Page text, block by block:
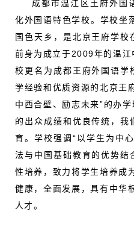
成都市温江区王府外国
化外国语特色学校。学校坐
国色天乡，是北京王府学
前身为成立于2009年的温
校更名为成都王府外国语学
学经验和优质资源的北京王
中西合壁、励志未来”的办
的出众成绩和优良传统，
育。学校强调“以学生为中
法与中国基础教育的优势
性培养，致力将学生培养成
健康，全面发展，具有中华
人才。